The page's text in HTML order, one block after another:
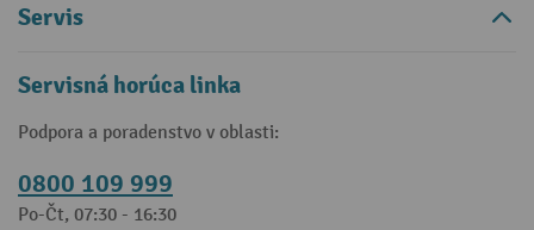
Servis
Servisná horúca linka
Podpora a poradenstvo v oblasti:
0800 109 999
Po-Čt, 07:30 - 16:30